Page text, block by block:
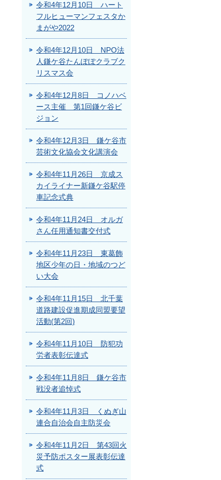
令和4年12月10日 ハート
フルヒューマンフェスタか
まがや2022
令和4年12月10日 NPO法
人鎌ケ谷たんぽぽクラブク
リスマス会
令和4年12月8日 コノハベ
ース主催 第1回鎌ケ谷ビ
ジョン
令和4年12月3日 鎌ケ谷市
芸術文化協会文化講演会
令和4年11月26日 京成ス
カイライナー新鎌ケ谷駅停
車記念式典
令和4年11月24日 オルガ
さん任用通知書交付式
令和4年11月23日 東葛飾
地区少年の日・地域のつど
い大会
令和4年11月15日 北千葉
道路建設促進期成同盟要望
活動(第2回)
令和4年11月10日 防犯功
労者表彰伝達式
令和4年11月8日 鎌ケ谷市
戦没者追悼式
令和4年11月3日 くぬぎ山
連合自治会自主防災会
令和4年11月2日 第43回火
災予防ポスター展表彰伝達
式